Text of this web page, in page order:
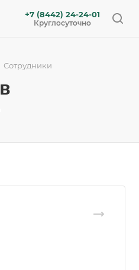
+7 (8442) 24-24-01
Круглосуточно
Сотрудники